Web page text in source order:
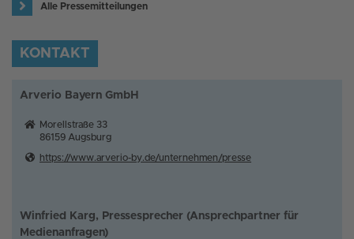
Alle Pressemitteilungen
KONTAKT
Arverio Bayern GmbH
Morellstraße 33
86159 Augsburg
https://www.arverio-by.de/unternehmen/presse
Winfried Karg, Pressesprecher (Ansprechpartner für
Medienanfragen)